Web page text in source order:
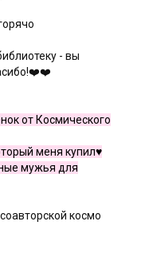
- вы
от Космического
меня купил♥️
мужья для
космо